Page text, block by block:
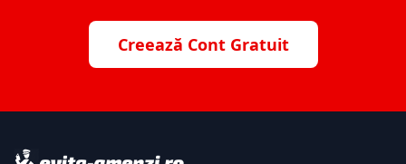
Creează Cont Gratuit